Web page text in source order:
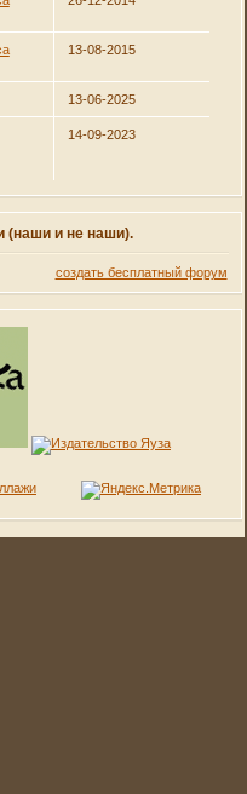
13-08-2015
13-06-2025
14-09-2023
(наши и не наши).
создать бесплатный форум